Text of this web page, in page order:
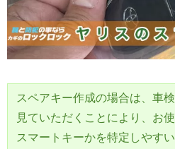
スペアキー作成の場合は、車
見ていただくことにより、お
スマートキーかを特定しやす